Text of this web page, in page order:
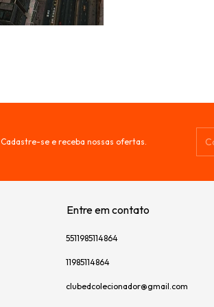
Cadastre-se e receba nossas ofertas.
Entre em contato
5511985114864
11985114864
clubedcolecionador@gmail.com